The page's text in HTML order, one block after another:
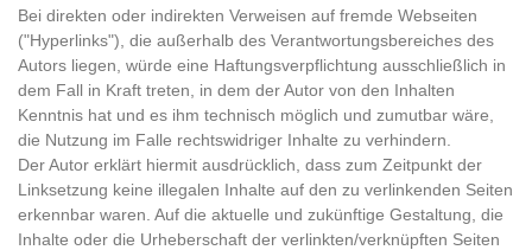
Bei direkten oder indirekten Verweisen auf fremde Webseiten
("Hyperlinks"), die außerhalb des Verantwortungsbereiches des
Autors liegen, würde eine Haftungsverpflichtung ausschließlich in
dem Fall in Kraft treten, in dem der Autor von den Inhalten
Kenntnis hat und es ihm technisch möglich und zumutbar wäre,
die Nutzung im Falle rechtswidriger Inhalte zu verhindern.
Der Autor erklärt hiermit ausdrücklich, dass zum Zeitpunkt der
Linksetzung keine illegalen Inhalte auf den zu verlinkenden Seiten
erkennbar waren. Auf die aktuelle und zukünftige Gestaltung, die
Inhalte oder die Urheberschaft der verlinkten/verknüpften Seiten